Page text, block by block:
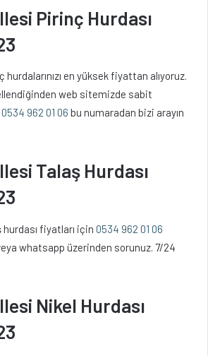
Pirinç Hurdası
en yüksek fiyattan alıyoruz.
web sitemizde sabit
0534 962 01 06 bu numaradan bizi arayın
Talaş Hurdası
fiyatları için 0534 962 01 06
veya whatsapp üzerinden sorunuz. 7/24
Nikel Hurdası